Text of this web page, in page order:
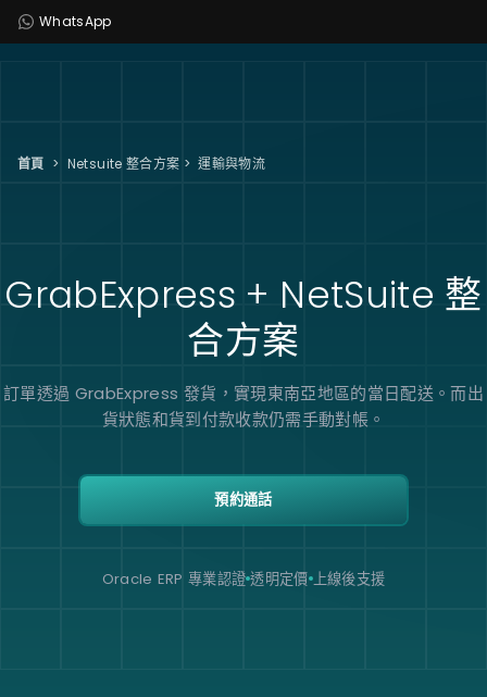
WhatsApp
首頁 > Netsuite 整合方案 > 運輸與物流
GrabExpress + NetSuite 整
合方案
訂單透過 GrabExpress 發貨，實現東南亞地區的當日配送。而出
貨狀態和貨到付款收款仍需手動對帳。
預約通話
Oracle ERP 專業認證 透明定價 上線後支援